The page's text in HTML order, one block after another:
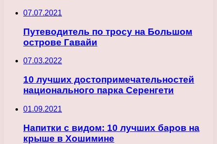
07.07.2021
Путеводитель по тросу на Большом
острове Гавайи
07.03.2022
10 лучших достопримечательностей
национального парка Серенгети
01.09.2021
Напитки с видом: 10 лучших баров на
крыше в Хошимине